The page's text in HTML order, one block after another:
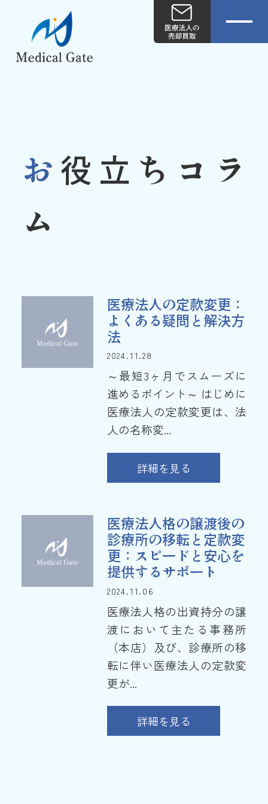
お役立ちコラ
ム
医療法人の定款変更：
よくある疑問と解決方
法
2024.11.28
～最短3ヶ月でスムーズに
進めるポイント～ はじめに
医療法人の定款変更は、法
人の名称変...
詳細を見る
医療法人格の譲渡後の
診療所の移転と定款変
更：スピードと安心を
提供するサポート
2024.11.06
医療法人格の出資持分の譲
渡において主たる事務所
（本店）及び、診療所の移
転に伴い医療法人の定款変
更が...
詳細を見る